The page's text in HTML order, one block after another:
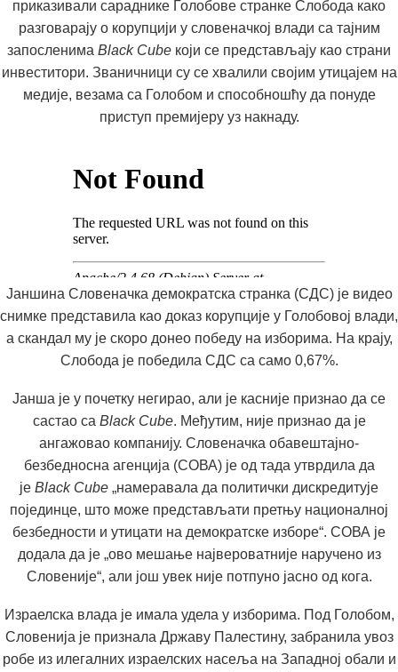
приказивали сараднике Голобове странке Слобода како
разговарају о корупцији у словеначкој влади са тајним
запосленима Black Cube који се представљају као страни
инвеститори. Званичници су се хвалили својим утицајем на
медије, везама са Голобом и способношћу да понуде
приступ премијеру уз накнаду.
Јаншина Словеначка демократска странка (СДС) је видео
снимке представила као доказ корупције у Голобовој влади,
а скандал му је скоро донео победу на изборима. На крају,
Слобода је победила СДС са само 0,67%.
Јанша је у почетку негирао, али је касније признао да се
састао са Black Cube. Међутим, није признао да је
ангажовао компанију. Словеначка обавештајно-
безбедносна агенција (СОВА) је од тада утврдила да
је Black Cube „намеравала да политички дискредитује
појединце, што може представљати претњу националној
безбедности и утицати на демократске изборе“. СОВА је
додала да је „ово мешање највероватније наручено из
Словеније“, али још увек није потпуно јасно од кога.
Израелска влада је имала удела у изборима. Под Голобом,
Словенија је признала Државу Палестину, забранила увоз
робе из илегалних израелских насеља на Западној обали и